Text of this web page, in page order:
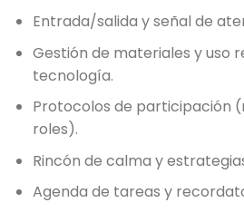
Entrada/salida y señal de
Gestión de materiales y uso
tecnología.
Protocolos de participación
roles).
Rincón de calma y
Agenda de tareas y